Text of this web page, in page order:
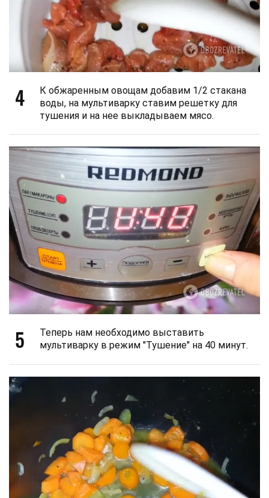
4
К обжаренным овощам добавим 1/2 стакана
воды, на мультиварку ставим решетку для
тушения и на нее выкладываем мясо.
5
Теперь нам необходимо выставить
мультиварку в режим "Тушение" на 40 минут.